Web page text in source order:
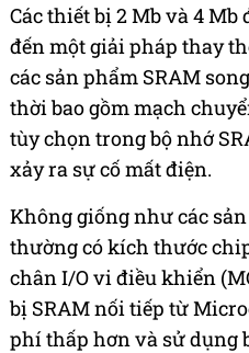
Các thiết bị 2 Mb và 4
đến một giải pháp thay
các sản phẩm SRAM
thời bao gồm mạch
tùy chọn trong bộ nhớ
xảy ra sự cố mất điện.
Không giống như các
thường có kích thước
chân I/O vi điều khiển
bị SRAM nối tiếp từ
phí thấp hơn và sử dụng